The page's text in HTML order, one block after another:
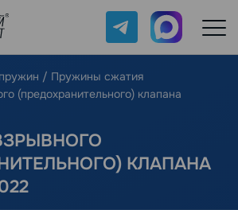
Telegram Max
/ Пружины сжатия
(предохранительного) клапана
КЛАПАНА